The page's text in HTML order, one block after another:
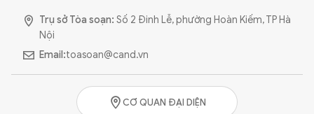
Trụ sở Tòa soạn: Số 2 Đinh Lễ, phường Hoàn Kiếm, TP Hà
Nội
Email:toasoan@cand.vn
CƠ QUAN ĐẠI DIỆN